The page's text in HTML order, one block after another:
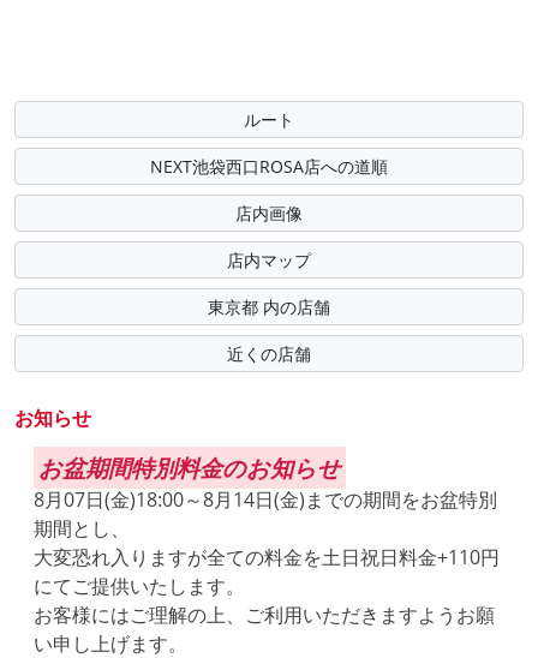
ルート
NEXT池袋西口ROSA店への道順
店内画像
店内マップ
東京都 内の店舗
近くの店舗
お知らせ
お盆期間特別料金のお知らせ
8月07日(金)18:00～8月14日(金)までの期間をお盆特別
期間とし、
大変恐れ入りますが全ての料金を土日祝日料金+110円
にてご提供いたします。
お客様にはご理解の上、ご利用いただきますようお願
い申し上げます。